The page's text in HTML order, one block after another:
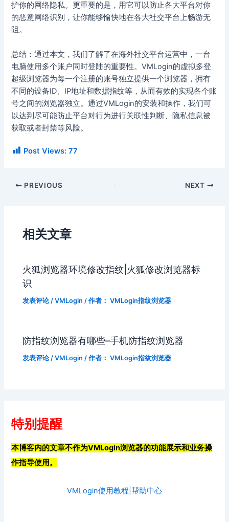
护你的网络隐私。更重要的是，用它可以防止各大平台对你
的恶意网络识别，让你能够愉快地在各大社交平台上畅游无
阻。
总结：通过本文，我们了解了在海外社交平台运营中，一台
电脑使用多个账户同时登陆的重要性。VMLogin的虚拟多登
超级浏览器为每一个注册的账号独立提供一个浏览器，拥有
不同的设备ID、IP地址和数据指纹等，从而有效的实现各个账
号之间的浏览器独立。通过VMLogin的安装和操作，我们可
以达到尽可能防止平台对行为进行关联性判断、隐私信息被
获取或者封禁等风险。
Post Views: 77
PREVIOUS NEXT
相关文章
火狐浏览器环境修改指纹|火狐修改浏览器标
识
发表评论 /VMLogin / 作者： VMLogin指纹浏览器
防指纹浏览器有哪些–手机防指纹浏览器
发表评论 /VMLogin / 作者： VMLogin指纹浏览器
特别提醒
本博客内的文章不作为VMLogin浏览器的功能展示和业务操
作指导使用。
VMLogin使用教程|帮助中心